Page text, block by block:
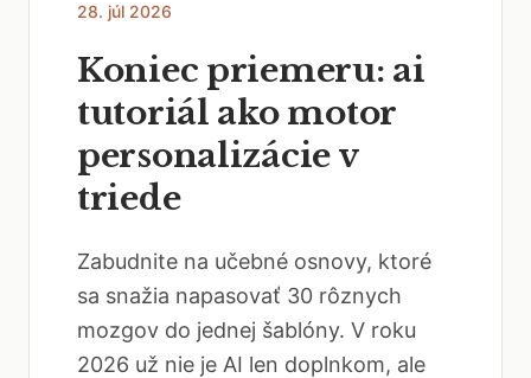
28. júl 2026
Koniec priemeru: ai
tutoriál ako motor
personalizácie v
triede
Zabudnite na učebné osnovy, ktoré
sa snažia napasovať 30 rôznych
mozgov do jednej šablóny. V roku
2026 už nie je AI len doplnkom, ale